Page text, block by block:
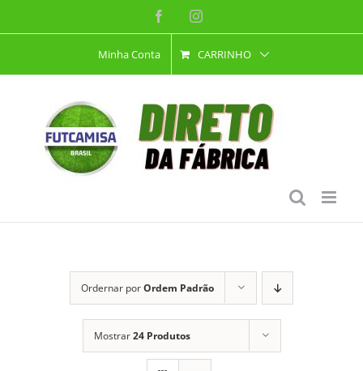
para
conteúdo
FacebookInstagram
Minha Conta CARRINHO
Ordernar porOrdem Padrão
Mostrar24 Produtos